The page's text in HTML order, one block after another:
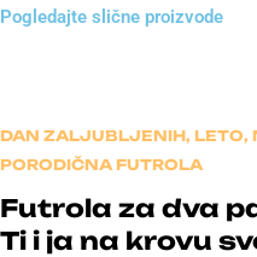
Pogledajte slične proizvode
DAN ZALJUBLJENIH, LETO,
PORODIČNA FUTROLA
Futrola za dva
Ti i ja na krovu